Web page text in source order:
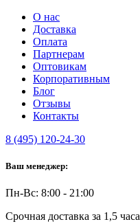
О нас
Доставка
Оплата
Партнерам
Оптовикам
Корпоративным
Блог
Отзывы
Контакты
8 (495) 120-24-30
Ваш менеджер:
Пн-Вс: 8:00 - 21:00
Срочная доставка за 1,5